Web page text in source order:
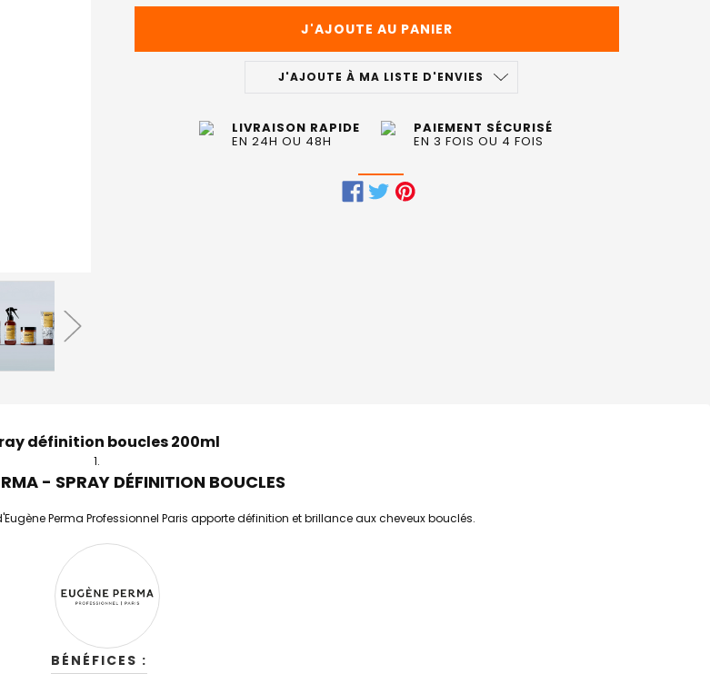
J'AJOUTE À MA LISTE D'ENVIES
LIVRAISON RAPIDE
EN 24H OU 48H
PAIEMENT SÉCURISÉ
EN 3 FOIS OU 4 FOIS
définition boucles 200ml
- SPRAY DÉFINITION BOUCLES
Perma Professionnel Paris apporte définition et brillance aux cheveux bouclés.
BÉNÉFICES :